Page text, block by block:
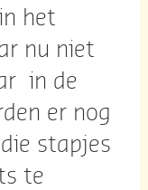
het
nu niet
in de
er nog
stapjes
te